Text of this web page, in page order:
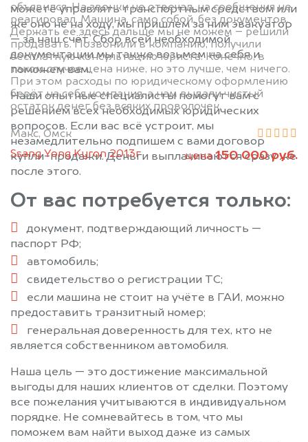
объявился. На звонки не отвечал, на сообщения не
реагировал. Машина, само собой, без документов.
Держать её здесь дальше мы не можем – решили
продавать. Позвонили в компанию, получили
бесплатную консультацию юриста. Конечно, в
таком случае цена ниже, но это лучше, чем ничего.
При этом расходы по юридическому оформлению
берёт на себя компания, а нам выдали чистый
остаток денег без всяких проволочек.
Макс, Омск
Ssang Yong Kyron 2013г
цена150 000 руб.
можете управлять транспортным средством или
же оно не на ходу, мы пришлем за ним эвакуатор
— за наш счёт. Сбор всей необходимой
документации мы также возьмем на себя и
поможем вам.
Наши опытные специалисты помогут вам с
решением всех необходимых юридических
вопросов. Если вас всё устроит, мы
незамедлительно подпишем с вами договор
купли-продажи. Деньги выплачиваются сразу же
после этого.
От вас потребуется только:
документ, подтверждающий личность —
паспорт РФ;
автомобиль;
свидетельство о регистрации ТС;
если машина не стоит на учёте в ГАИ, можно
предоставить транзитный номер;
генеральная доверенность для тех, кто не
является собственником автомобиля.
Наша цель — это достижение максимальной
выгоды для наших клиентов от сделки. Поэтому
все пожелания учитываются в индивидуальном
порядке. Не сомневайтесь в том, что мы
поможем вам найти выход даже из самых